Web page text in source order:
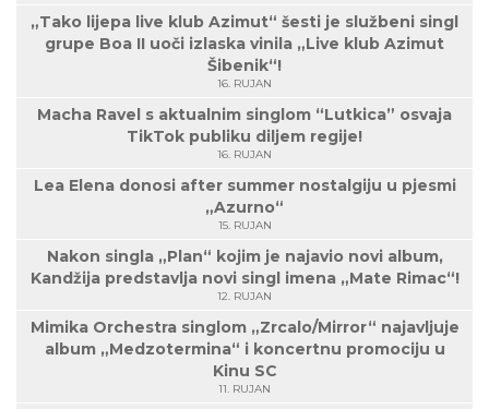
„Tako lijepa live klub Azimut“ šesti je službeni singl
grupe Boa II uoči izlaska vinila „Live klub Azimut
Šibenik“!
16. RUJAN
Macha Ravel s aktualnim singlom “Lutkica” osvaja
TikTok publiku diljem regije!
16. RUJAN
Lea Elena donosi after summer nostalgiju u pjesmi
„Azurno“
15. RUJAN
Nakon singla „Plan“ kojim je najavio novi album,
Kandžija predstavlja novi singl imena „Mate Rimac“!
12. RUJAN
Mimika Orchestra singlom „Zrcalo/Mirror“ najavljuje
album „Medzotermina“ i koncertnu promociju u
Kinu SC
11. RUJAN